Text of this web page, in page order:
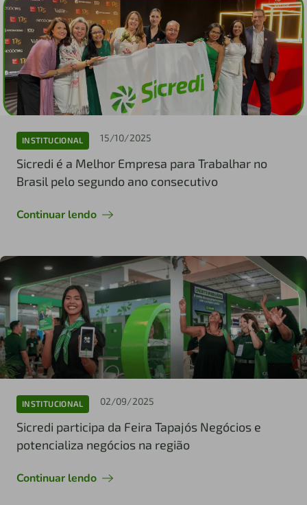
INSTITUCIONAL 15/10/2025
Sicredi é a Melhor Empresa para Trabalhar no
Brasil pelo segundo ano consecutivo
Continuar lendo
INSTITUCIONAL 02/09/2025
Sicredi participa da Feira Tapajós Negócios e
potencializa negócios na região
Continuar lendo